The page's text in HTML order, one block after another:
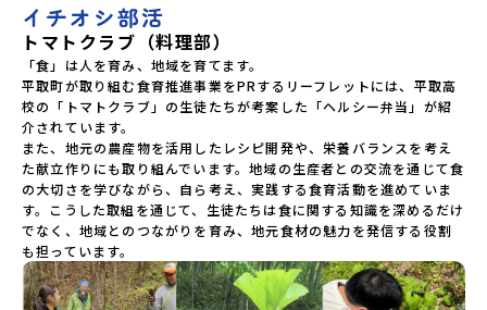
イチオシ部活
トマトクラブ（料理部）
「食」は人を育み、地域を育てます。
平取町が取り組む食育推進事業をPRするリーフレットには、平取高
校の「トマトクラブ」の生徒たちが考案した「ヘルシー弁当」が紹
介されています。
また、地元の農産物を活用したレシピ開発や、栄養バランスを考え
た献立作りにも取り組んでいます。地域の生産者との交流を通じて食
の大切さを学びながら、自ら考え、実践する食育活動を進めていま
す。こうした取組を通じて、生徒たちは食に関する知識を深めるだけ
でなく、地域とのつながりを育み、地元食材の魅力を発信する役割
も担っています。